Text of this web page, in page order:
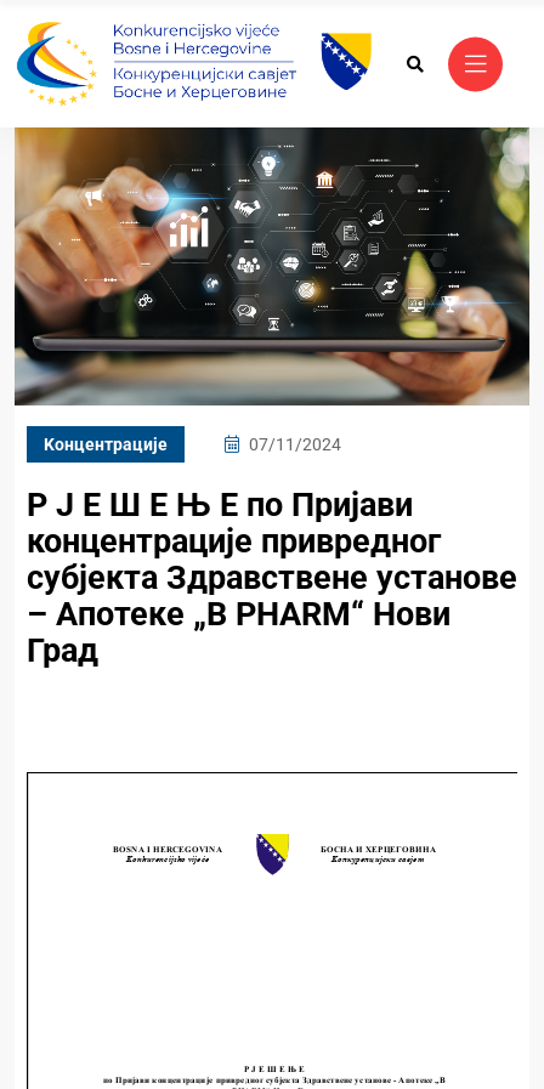
Kонцентрације 07/11/2024
Р Ј Е Ш Е Њ Е по Пријави
концентрације привредног
субјекта Здравствене установе
– Апотеке „B PHARM“ Нови
Град